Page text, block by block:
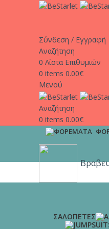
Σύνδεση / Εγγραφή
Αναζήτηση
0 Λίστα Επιθυμιών
0 items 0.00€
Μενού
Αναζήτηση
0 items 0.00€
ΣΑΛΟΠΈΤΕΣ